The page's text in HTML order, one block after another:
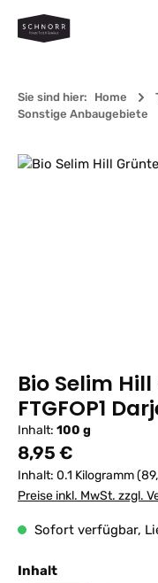
Zum Hauptinhalt
Sie sind hier: Home
Sonstige Anbaugebiete
Bildergalerie
Bio Selim
FTGFOP1
Inhalt: 100 g
Regulärer Preis:
8,95 €
Inhalt: 0.1 Kilogramm
Preise inkl. MwSt. zzgl.
Sofort verfügbar,
Inhaltauswählen